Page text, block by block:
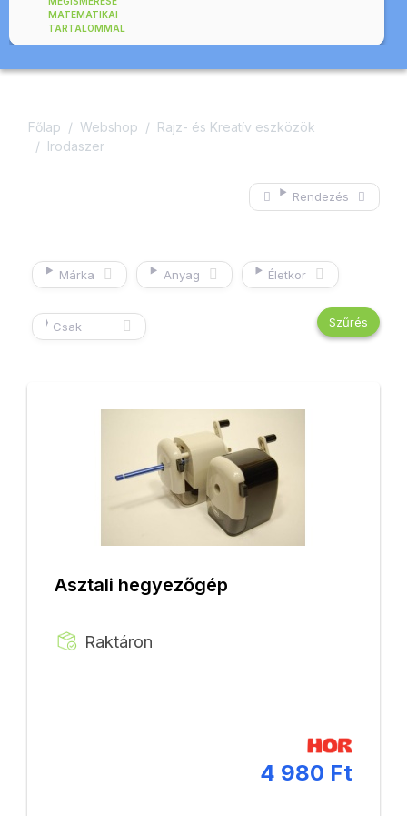
MATEMATIKAI
TARTALOMMAL
Főlap Webshop
Rajz- és Kreatív eszközök
Irodaszer
Rendezés
Márka Anyag Életkor
Csak
készleten
Asztali hegyezőgép
Raktáron
4 980 Ft